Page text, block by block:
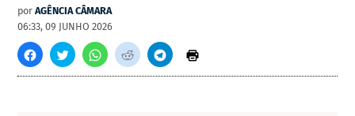
por AGÊNCIA CÂMARA
06:33, 09 JUNHO 2026